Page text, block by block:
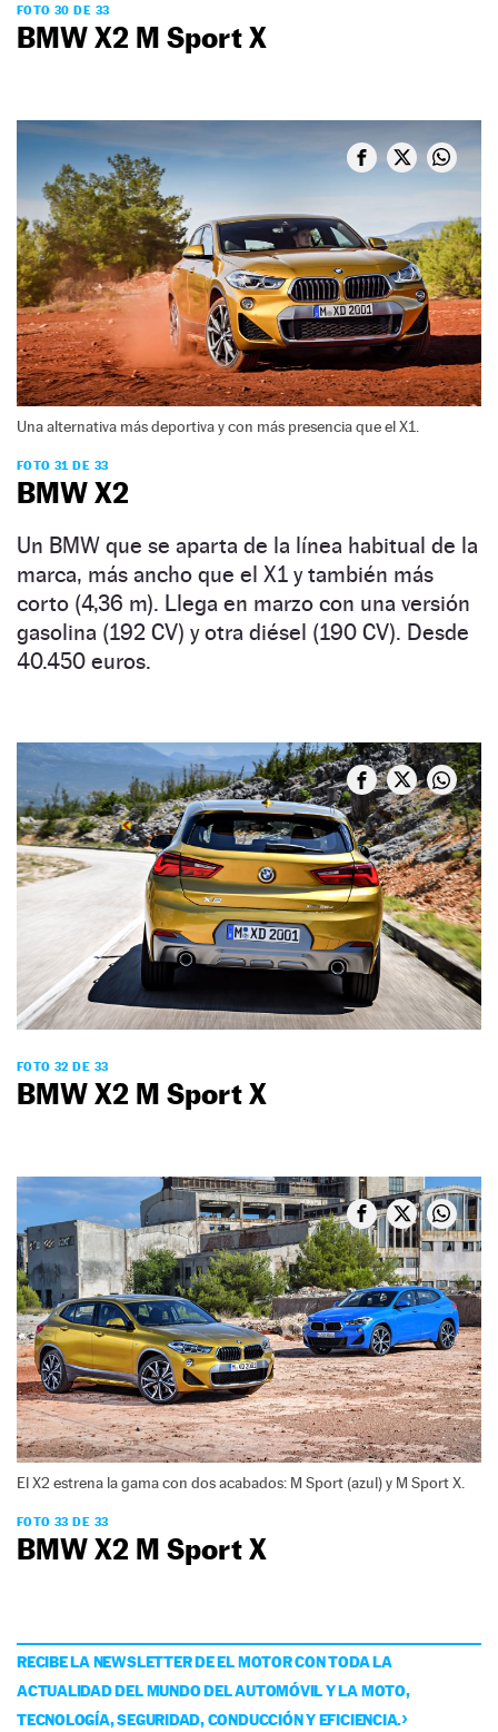
FOTO 30 DE 33
BMW X2 M Sport X
Una alternativa más deportiva y con más presencia que el X1.
FOTO 31 DE 33
BMW X2
Un BMW que se aparta de la línea habitual de la
marca, más ancho que el X1 y también más
corto (4,36 m). Llega en marzo con una versión
gasolina (192 CV) y otra diésel (190 CV). Desde
40.450 euros.
FOTO 32 DE 33
BMW X2 M Sport X
El X2 estrena la gama con dos acabados: M Sport (azul) y M Sport X.
FOTO 33 DE 33
BMW X2 M Sport X
RECIBE LA NEWSLETTER DE EL MOTOR CON TODA LA
ACTUALIDAD DEL MUNDO DEL AUTOMÓVIL Y LA MOTO,
TECNOLOGÍA, SEGURIDAD, CONDUCCIÓN Y EFICIENCIA.